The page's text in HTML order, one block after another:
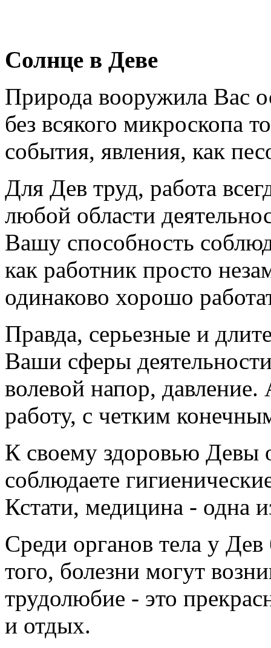
Солнце в Деве
Природа вооружила Вас
без всякого микроскопа
события, явления, как
Для Дев труд, работа
любой области
Вашу способность
как работник просто
одинаково хорошо
Правда, серьезные и
Ваши сферы
волевой напор,
работу, с четким
К своему здоровью Девы
соблюдаете
Кстати, медицина - одна
Среди органов тела у
того, болезни могут
трудолюбие - это
и отдых.